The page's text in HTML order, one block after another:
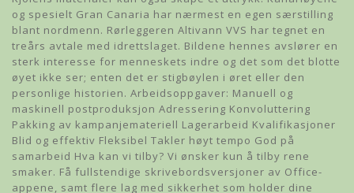
og spesielt Gran Canaria har nærmest en egen særstilling
blant nordmenn. Rørleggeren Altivann VVS har tegnet en
treårs avtale med idrettslaget. Bildene hennes avslører en
sterk interesse for menneskets indre og det som det blotte
øyet ikke ser; enten det er stigbøylen i øret eller den
personlige historien. Arbeidsoppgaver: Manuell og
maskinell postproduksjon Adressering Konvoluttering
Pakking av kampanjemateriell Lagerarbeid Kvalifikasjoner
Blid og effektiv Fleksibel Takler høyt tempo God på
samarbeid Hva kan vi tilby? Vi ønsker kun å tilby rene
smaker. Få fullstendige skrivebordsversjoner av Office-
appene, samt flere lag med sikkerhet som holder dine